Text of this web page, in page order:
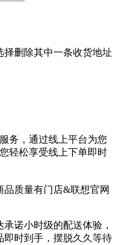
择删除其中一条收货地址
务，通过线上平台为您
轻松享受线上下单即时
品质量有门店&联想官网
诺小时级的配送体验，
即时到手，摆脱久久等待